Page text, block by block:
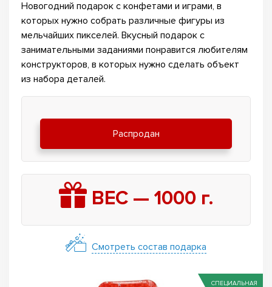
СПЕЦИАЛЬНАЯ
Новогодний подарок с конфетами и играми, в
которых нужно собрать различные фигуры из
мельчайших пикселей. Вкусный подарок с
занимательными заданиями понравится любителям
конструкторов, в которых нужно сделать объект
из набора деталей.
Распродан
ВЕС — 1000г.
Смотреть состав подарка